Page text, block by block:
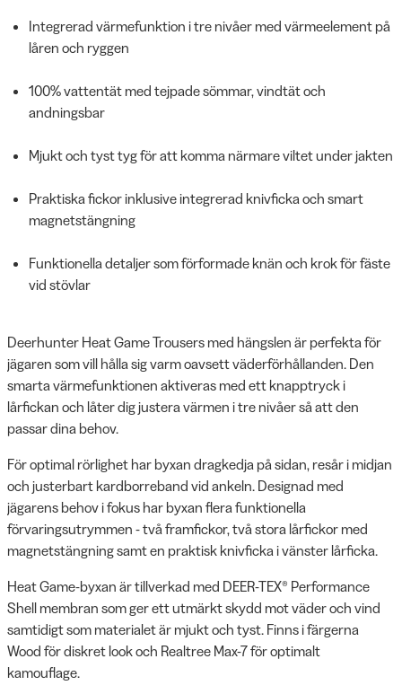
Integrerad värmefunktion i tre nivåer med värmeelement på
låren och ryggen
100% vattentät med tejpade sömmar, vindtät och
andningsbar
Mjukt och tyst tyg för att komma närmare viltet under jakten
Praktiska fickor inklusive integrerad knivficka och smart
magnetstängning
Funktionella detaljer som förformade knän och krok för fäste
vid stövlar
Deerhunter Heat Game Trousers med hängslen är perfekta för
jägaren som vill hålla sig varm oavsett väderförhållanden. Den
smarta värmefunktionen aktiveras med ett knapptryck i
lårfickan och låter dig justera värmen i tre nivåer så att den
passar dina behov.
För optimal rörlighet har byxan dragkedja på sidan, resår i midjan
och justerbart kardborreband vid ankeln. Designad med
jägarens behov i fokus har byxan flera funktionella
förvaringsutrymmen - två framfickor, två stora lårfickor med
magnetstängning samt en praktisk knivficka i vänster lårficka.
Heat Game-byxan är tillverkad med DEER-TEX® Performance
Shell membran som ger ett utmärkt skydd mot väder och vind
samtidigt som materialet är mjukt och tyst. Finns i färgerna
Wood för diskret look och Realtree Max-7 för optimalt
kamouflage.